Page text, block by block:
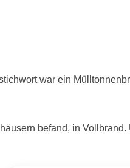
war ein
befand, in